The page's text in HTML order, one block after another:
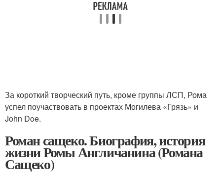
За короткий творческий путь, кроме группы ЛСП, Рома
успел поучаствовать в проектах Могилева «Грязь» и
John Doe.
Роман сащеко. Биография, история
жизни Ромы Англичанина (Романа
Сащеко)